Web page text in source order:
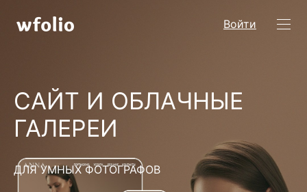
Войти
САЙТ И ОБЛАЧНЫЕ
ГАЛЕРЕИ
ДЛЯ УМНЫХ ФОТОГРАФОВ